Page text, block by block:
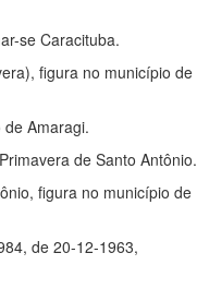
se Caracituba.
figura no município de
Amaragi.
de Santo Antônio.
figura no município de
de 20-12-1963,